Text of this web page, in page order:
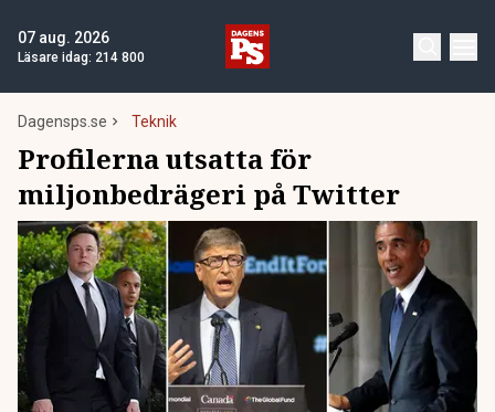
07 aug. 2026
Läsare idag: 214 800
Dagensps.se Teknik
Profilerna utsatta för
miljonbedrägeri på Twitter